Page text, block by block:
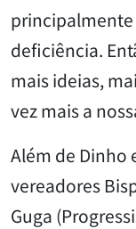
principalmente
deficiência.
mais ideias,
vez mais a
Além de Dinho
vereadores
Guga